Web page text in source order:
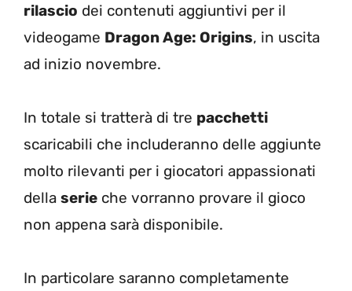
rilascio dei contenuti aggiuntivi per il
videogame Dragon Age: Origins, in uscita
ad inizio novembre.
In totale si tratterà di tre pacchetti
scaricabili che includeranno delle aggiunte
molto rilevanti per i giocatori appassionati
della serie che vorranno provare il gioco
non appena sarà disponibile.
In particolare saranno completamente